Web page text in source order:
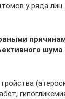
у ряда
шума